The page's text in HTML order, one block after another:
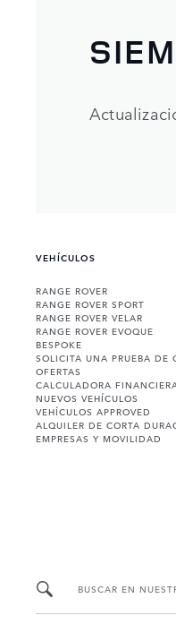
VEHÍCULOS
RANGE ROVER
RANGE ROVER SPORT
RANGE ROVER VELAR
RANGE ROVER EVOQUE
BESPOKE
SOLICITA UNA PRUEBA DE
OFERTAS
CALCULADORA
NUEVOS VEHÍCULOS
VEHÍCULOS APPROVED
ALQUILER DE CORTA
EMPRESAS Y MOVILIDAD
BUSCAR EN